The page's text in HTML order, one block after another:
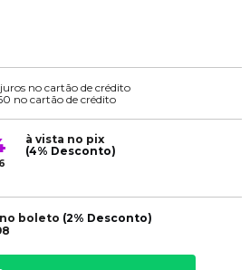
no cartão de crédito
no cartão de crédito
à vista no pix
(4% Desconto)
boleto (2% Desconto)